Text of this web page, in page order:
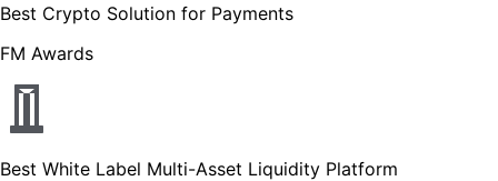
Best Crypto Solution for Payments
FM Awards
Best White Label Multi-Asset Liquidity Platform